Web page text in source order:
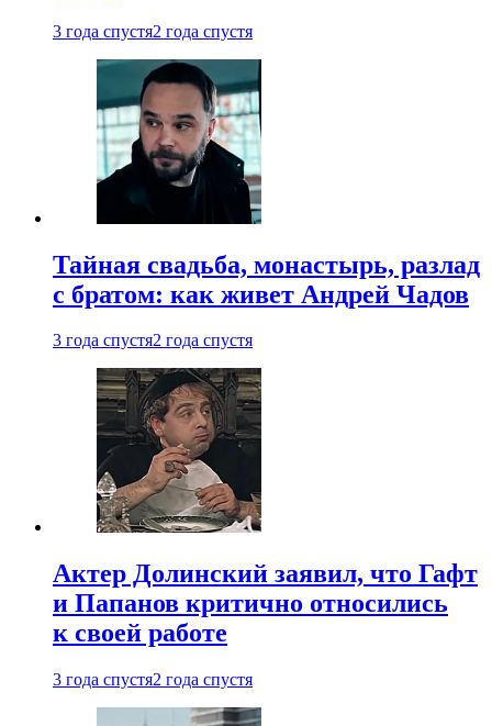
3 года спустя2 года спустя
Тайная свадьба, монастырь, разлад
с братом: как живет Андрей Чадов
3 года спустя2 года спустя
Актер Долинский заявил, что Гафт
и Папанов критично относились
к своей работе
3 года спустя2 года спустя